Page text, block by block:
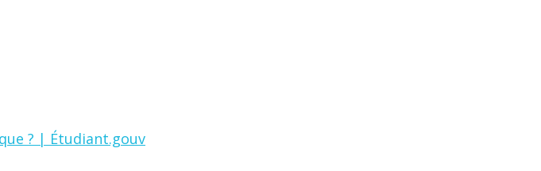
? | Étudiant.gouv